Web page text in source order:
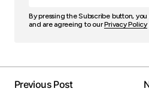
By pressing the Subscribe button,
and are agreeing to ourPrivacy Policy
Previous Post